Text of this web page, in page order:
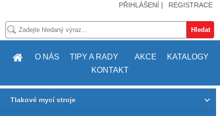
PŘIHLÁŠENÍ | REGISTRACE
O NÁS TIPY A RADY AKCE
KATALOGY
KONTAKT
Tlakové mycí stroje